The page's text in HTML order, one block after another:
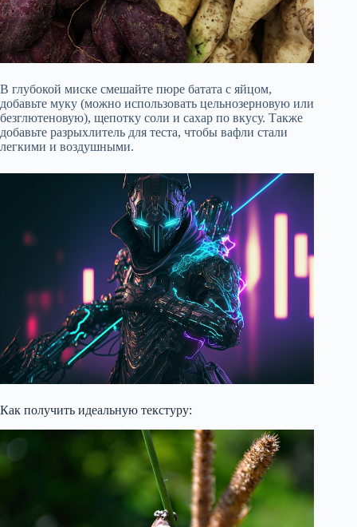
В глубокой миске смешайте пюре батата с яйцом,
добавьте муку (можно использовать цельнозерновую или
безглютеновую), щепотку соли и сахар по вкусу. Также
добавьте разрыхлитель для теста, чтобы вафли стали
легкими и воздушными.
Как получить идеальную текстуру: